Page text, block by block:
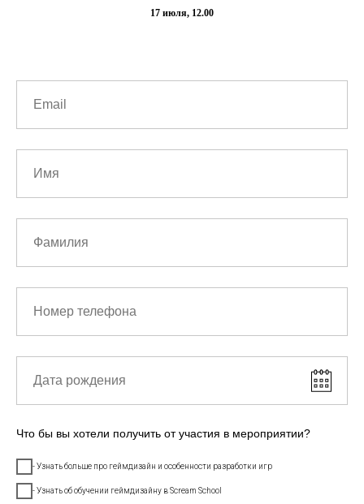
17 июля, 12.00
Что бы вы хотели получить от участия в мероприятии?
- Узнать больше про геймдизайн и особенности разработки игр
- Узнать об обучении геймдизайну в Scream School